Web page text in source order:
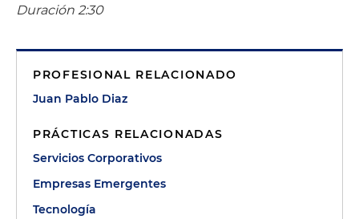
Duración 2:30
PROFESIONAL RELACIONADO
Juan Pablo Diaz
PRÁCTICAS RELACIONADAS
Servicios Corporativos
Empresas Emergentes
Tecnología